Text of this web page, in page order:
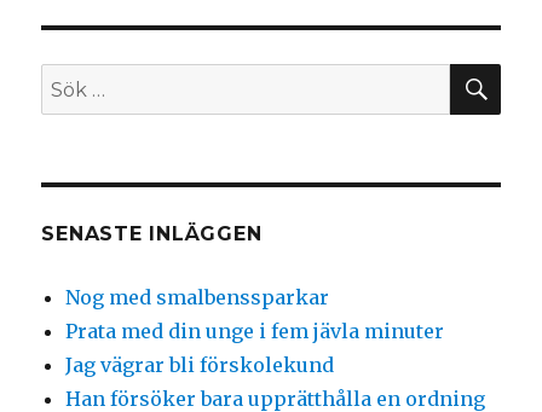
Sök
efter:
SENASTE INLÄGGEN
Nog med smalbenssparkar
Prata med din unge i fem jävla minuter
Jag vägrar bli förskolekund
Han försöker bara upprätthålla en ordning